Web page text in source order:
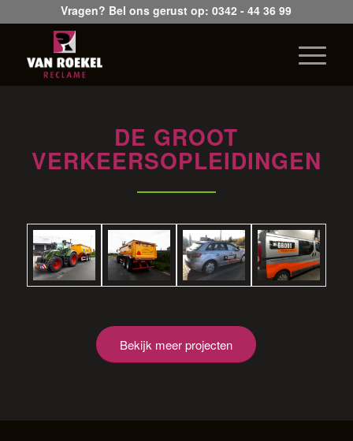
Vragen? Bel ons gerust op:0342 - 44 36 99
DE GROOT
VERKEERSOPLEIDINGEN
Bekijk meer projecten